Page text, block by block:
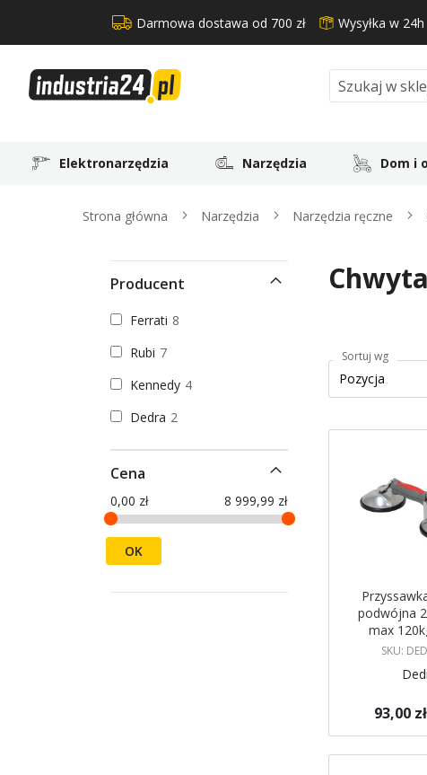
Darmowa dostawa od 700 zł Wysyłka w 24h
Search
Elektronarzędzia Narzędzia Dom i
Strona główna Narzędzia Narzędzia ręczne
Sortuj wg
podwójna
max
SKU:
93,00 zł
Producent
Ferrati 8
Rubi 7
Kennedy 4
Dedra 2
Cena
0,00 zł 8 999,99 zł
OK